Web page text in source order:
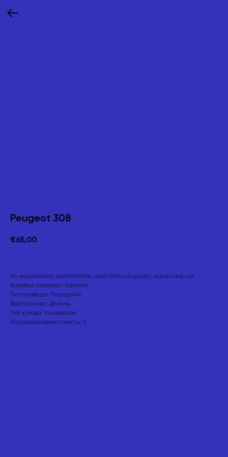
Peugeot 308
€65,00
An economical, comfortable, and technologically advanced car
Коробка передач: Автомат
Тип привода: Передний
Вид топлива: Дизель
Тип кузова: Универсал
Пассажировместимость: 5